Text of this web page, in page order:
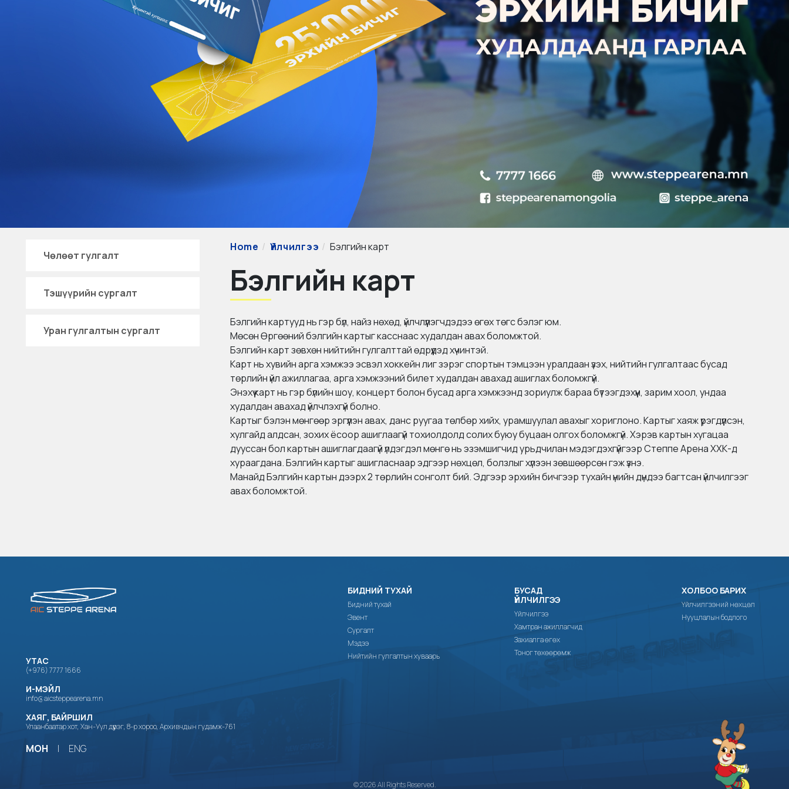
Чөлөөт гулгалт
Тэшүүрийн сургалт
Уран гулгалтын сургалт
Home Үйлчилгээ Бэлгийн карт
Бэлгийн карт
Бэлгийн картууд нь гэр бүл, найз нөхөд, үйлчлүүлэгчдэдээ өгөх төгс бэлэг юм.
Мөсөн Өргөөний бэлгийн картыг касснаас худалдан авах боломжтой.
Бэлгийн карт зөвхөн нийтийн гулгалттай өдрүүдэд хүчинтэй.
Карт нь хувийн арга хэмжээ эсвэл хоккейн лиг зэрэг спортын тэмцээн уралдаан үзэх, нийтийн гулгалтаас бусад
төрлийн үйл ажиллагаа, арга хэмжээний билет худалдан авахад ашиглах боломжгүй.
Энэхүү карт нь гэр бүлийн шоу, концерт болон бусад арга хэмжээнд зориулж бараа бүтээгдэхүүн, зарим хоол, ундаа
худалдан авахад үйлчлэхгүй болно.
Картыг бэлэн мөнгөөр ​​эргүүлэн авах, данс руугаа төлбөр хийх, урамшуулал авахыг хориглоно. Картыг хаяж үрэгдүүлсэн,
хулгайд алдсан, зохих ёсоор ашиглаагүй тохиолдолд солих буюу буцаан олгох боломжгүй. Хэрэв картын хугацаа
дууссан бол картын ашиглагдаагүй үлдэгдэл мөнгө нь эзэмшигчид урьдчилан мэдэгдэхгүйгээр Степпе Арена ХХК-д
хураагдана. Бэлгийн картыг ашигласнаар эдгээр нөхцөл, болзлыг хүлээн зөвшөөрсөн гэж үзнэ.
Манайд Бэлгийн картын дээрх 2 төрлийн сонголт бий. Эдгээр эрхийн бичгээр тухайн үнийн дүндээ багтсан үйлчилгээг
авах боломжтой.
УТАС
(+976) 7777 1666
И-МЭЙЛ
info@aicsteppearena.mn
ХАЯГ, БАЙРШИЛ
Улаанбаатар хот, Хан-Уул дүүрэг, 8-р хороо, Архивчдын гудамж-761
МОН | ENG
БИДНИЙ ТУХАЙ
Бидний тухай
Эвент
Сургалт
Мэдээ
Нийтийн гулгалтын хуваарь
БУСАД
ҮЙЛЧИЛГЭЭ
Үйлчилгээ
Хамтран ажиллагчид
Захиалга өгөх
Тоног төхөөрөмж
ХОЛБОО БАРИХ
Үйлчилгээний нөхцөл
Нууцлалын бодлого
© 2026 All Rights Reserved.